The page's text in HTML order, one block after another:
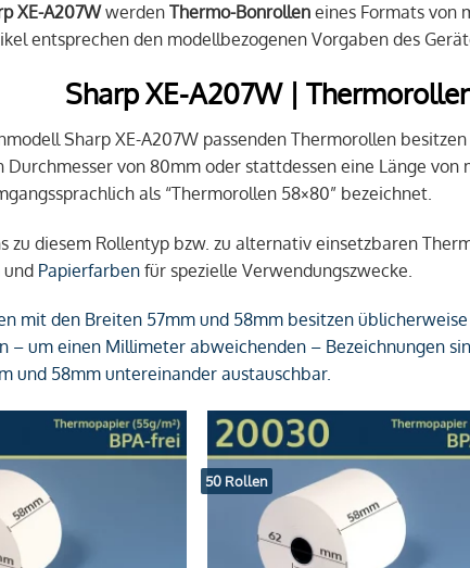
XE-A207Wwerden Thermo-Bonrollen eines Formats von
entsprechen den modellbezogenen Vorgaben des
Sharp XE-A207W |
Sharp XE-A207W passenden Thermorollen
Durchmesser von 80mm oder stattdessen eine Länge
als “Thermorollen 58×80” bezeichnet.
zu diesem Rollentyp bzw. zu alternativ einsetzbaren
und Papierfarben für spezielle Verwendungszwecke.
mit den Breiten 57mm und 58mm besitzen
– um einen Millimeter abweichenden – Bezeichnungen
und 58mm untereinander austauschbar.
50 Rollen